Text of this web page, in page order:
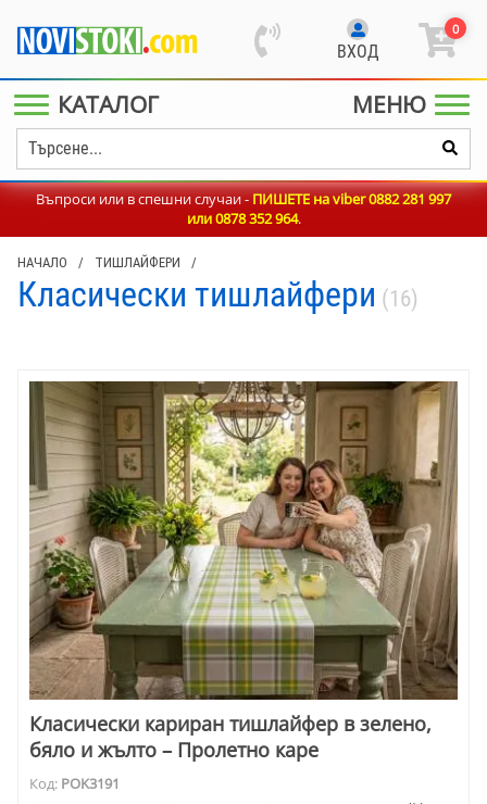
ВХОД
0
КАТАЛОГ МЕНЮ
Въпроси или в спешни случаи -ПИШЕТЕ на viber 0882 281 997
или0878 352 964.
НАЧАЛО / ТИШЛАЙФЕРИ /
Класически тишлайфери (16)
Класически кариран тишлайфер в зелено,
бяло и жълто – Пролетно каре
Код: POK3191